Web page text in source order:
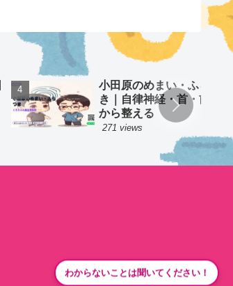
小田原のめまい・ふらつ
き｜自律神経・首・前庭
から整える
271 views
わからないことは聞いてください！